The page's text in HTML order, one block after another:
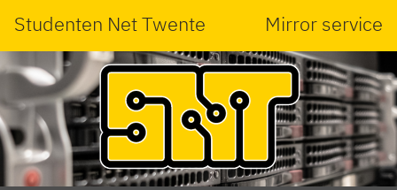
Studenten Net Twente Mirror service